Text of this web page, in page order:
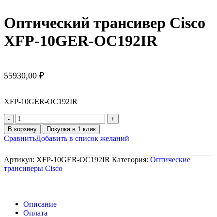
Оптический трансивер Cisco
XFP-10GER-OC192IR
55930,00 ₽
XFP-10GER-OC192IR
В корзину Покупка в 1 клик
СравнитьДобавить в список желаний
Артикул: XFP-10GER-OC192IR Категория: Оптические
трансиверы Cisco
Описание
Оплата